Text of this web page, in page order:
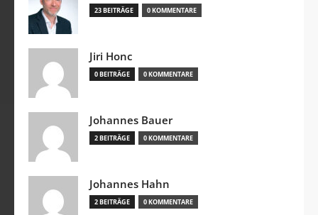
23 BEITRÄGE 0 KOMMENTARE
Jiri Honc
0 BEITRÄGE 0 KOMMENTARE
Johannes Bauer
2 BEITRÄGE 0 KOMMENTARE
Johannes Hahn
2 BEITRÄGE 0 KOMMENTARE